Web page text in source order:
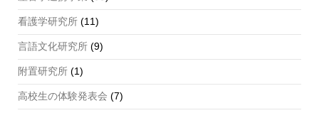
看護学研究所 (11)
言語文化研究所 (9)
附置研究所 (1)
高校生の体験発表会 (7)